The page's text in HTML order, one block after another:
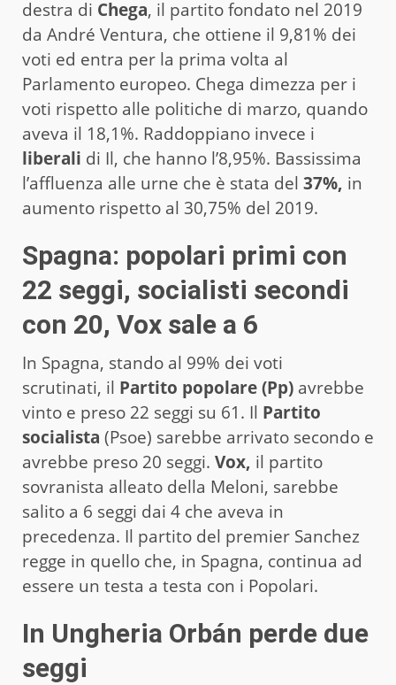
destra di Chega, il partito fondato nel 2019
da André Ventura, che ottiene il 9,81% dei
voti ed entra per la prima volta al
Parlamento europeo. Chega dimezza per i
voti rispetto alle politiche di marzo, quando
aveva il 18,1%. Raddoppiano invece i
liberali di Il, che hanno l’8,95%. Bassissima
l’affluenza alle urne che è stata del 37%, in
aumento rispetto al 30,75% del 2019.
Spagna: popolari primi con
22 seggi, socialisti secondi
con 20, Vox sale a 6
In Spagna, stando al 99% dei voti
scrutinati, il Partito popolare (Pp) avrebbe
vinto e preso 22 seggi su 61. Il Partito
socialista (Psoe) sarebbe arrivato secondo e
avrebbe preso 20 seggi. Vox, il partito
sovranista alleato della Meloni, sarebbe
salito a 6 seggi dai 4 che aveva in
precedenza. Il partito del premier Sanchez
regge in quello che, in Spagna, continua ad
essere un testa a testa con i Popolari.
In Ungheria Orbán perde due
seggi